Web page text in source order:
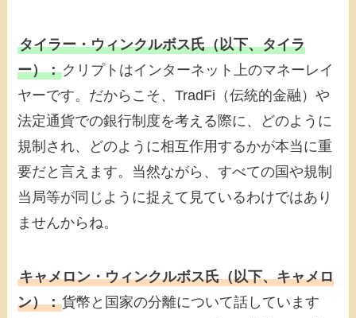
タイラー・ウィンクルボス氏（以下、タイラ
ー）：クリプトはインターネット上のマネーレイ
ヤーです。だからこそ、TradFi（伝統的金融）や
法定通貨での銀行制度を考える際に、どのように
規制され、どのように相互作用するかが本当に重
要だと言えます。当然ながら、すべての国や規制
当局等が同じように捉えて見ているわけではあり
ませんからね。
キャメロン・ウィンクルボス氏（以下、キャメロ
ン）：貨幣と国家の分離について話しています